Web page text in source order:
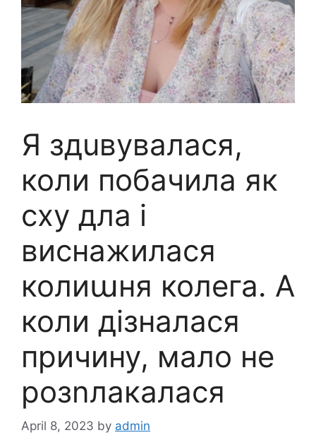
Я здuвувалася,
коли побачила як
сху дла і
виснажилася
колиաня колега. А
коли дізналася
причину, мало не
розnлакалася
April 8, 2023 by admin